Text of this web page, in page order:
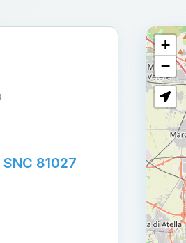
SNC 81027
+
−